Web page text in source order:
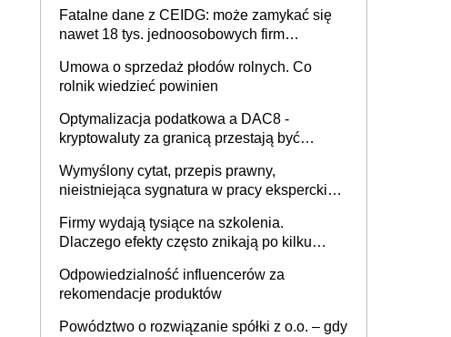
Fatalne dane z CEIDG: może zamykać się
nawet 18 tys. jednoosobowych firm
Umowa o sprzedaż płodów rolnych. Co
rolnik wiedzieć powinien
Optymalizacja podatkowa a DAC8 -
kryptowaluty za granicą przestają być
Wymyślony cytat, przepis prawny,
nieistniejąca sygnatura w pracy eksperckiej -
firmie
Firmy wydają tysiące na szkolenia.
Dlaczego efekty często znikają po kilku
Odpowiedzialność influencerów za
rekomendacje produktów
Powództwo o rozwiązanie spółki z o.o. – gdy